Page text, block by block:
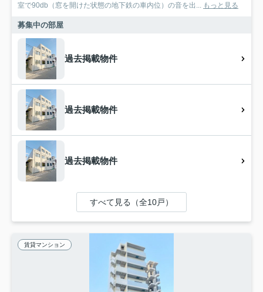
室で90db（窓を開けた状態の地下鉄の車内位）の音を出... もっと見る
募集中の部屋
過去掲載物件
過去掲載物件
過去掲載物件
すべて見る（全10戸）
賃貸マンション